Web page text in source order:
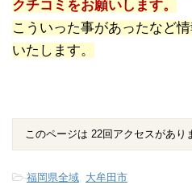
クチコミをお願いします。
こういった事があったなど
いたします。
このページは 22回アクセスがあり
-福岡県全域, 大牟田市